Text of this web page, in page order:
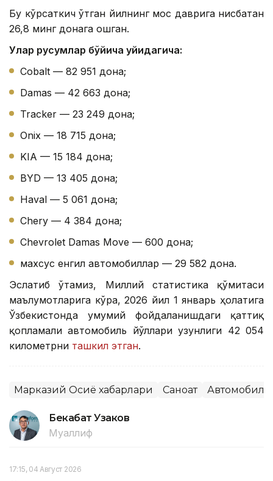
Бу кўрсаткич ўтган йилнинг мос даврига нисбатан
26,8 минг донага ошган.
Улар русумлар бўйича қуйидагича:
Cobalt — 82 951 дона;
Damas — 42 663 дона;
Tracker — 23 249 дона;
Onix — 18 715 дона;
KIA — 15 184 дона;
BYD — 13 405 дона;
Haval — 5 061 дона;
Chery — 4 384 дона;
Chevrolet Damas Move — 600 дона;
махсус енгил автомобиллар — 29 582 дона.
Эслатиб ўтамиз, Миллий статистика қўмитаси
маълумотларига кўра, 2026 йил 1 январь ҳолатига
Ўзбекистонда умумий фойдаланишдаги қаттиқ
қопламали автомобиль йўллари узунлиги 42 054
километрни ташкил этган.
Марказий Осиё хабарлари Саноат
Бекабат Узаков
Муаллиф
17:15, 04 Август 2026